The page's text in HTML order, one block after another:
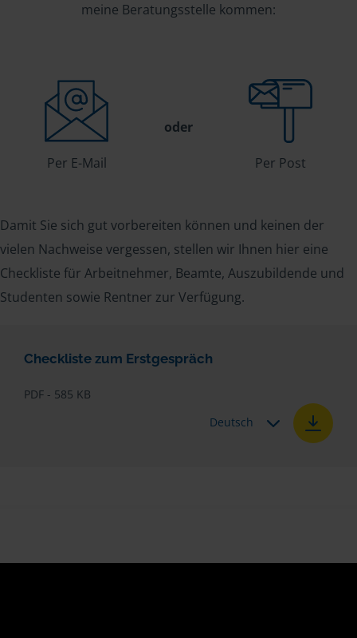
meine Beratungsstelle kommen:
Per E-Mail
oder
Per Post
Damit Sie sich gut vorbereiten können und keinen der
vielen Nachweise vergessen, stellen wir Ihnen hier eine
Checkliste für Arbeitnehmer, Beamte, Auszubildende und
Studenten sowie Rentner zur Verfügung.
Checkliste zum Erstgespräch
PDF - 585 KB
Deutsch